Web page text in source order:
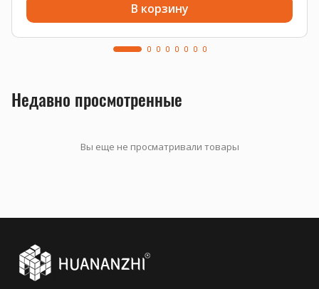
В корзину
Недавно просмотренные
Вы еще не просматривали товары